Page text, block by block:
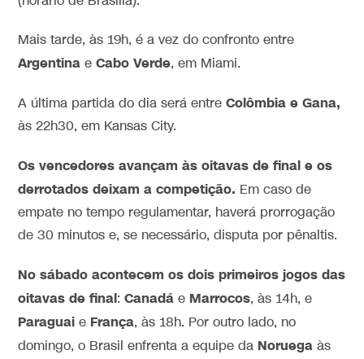
Mais tarde, às 19h, é a vez do confronto entre
Argentina eCabo Verde, em Miami.
A última partida do dia será entreColômbia e Gana,
às 22h30, em Kansas City.
Os vencedores avançam às oitavas de final e os
derrotados deixam a competição. Em caso de
empate no tempo regulamentar, haverá prorrogação
de 30 minutos e, se necessário, disputa por pênaltis.
No sábado acontecem os dois primeiros jogos das
oitavas de final:Canadá e Marrocos, às 14h, e
Paraguai e França, às 18h. Por outro lado, no
domingo, o Brasil enfrenta a equipe da Noruega às